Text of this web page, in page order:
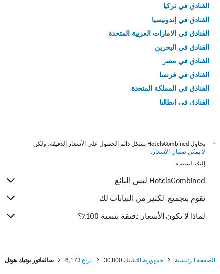
الفنادق في تركيا
الفنادق في إندونيسيا
الفنادق في الامارات العربية المتحدة
الفنادق في البحرين
الفنادق في مصر
الفنادق في فرنسا
الفنادق في المملكة المتحدة
الفنادق في إيطاليا
*
يحاول HotelsCombined بشكل دائم الحصول على الأسعار الدقيقة، ولكن
لا يمكن ضمان الأسعار .
إليك السبب:
HotelsCombined ليس البائع
نقوم بتجميع الكثير من البيانات لك
لماذا لا تكون الأسعار دقيقة بنسبة 100٪؟
الصفحة الرئيسية جمهورية التشيك 30,800 براغ 6,173 سالفاتور بوتيك هوتل